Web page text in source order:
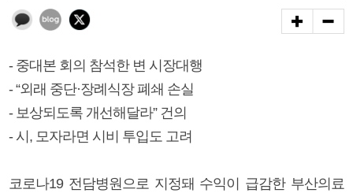
- 중대본 회의 참석한 변 시장대행
- “외래 중단·장례식장 폐쇄 손실
- 보상되도록 개선해달라” 건의
- 시, 모자라면 시비 투입도 고려
코로나19 전담병원으로 지정돼 수익이 급감한 부산의료